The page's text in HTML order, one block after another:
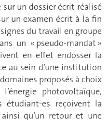
sur un dossier écrit réalisé
un examen écrit à la fin
du travail en groupe
un « pseudo-mandat »
en effet endosser la
au sein d’une institution
proposés à choix
photovoltaïque,
étudiant-es reçoivent la
qu’un retour et une